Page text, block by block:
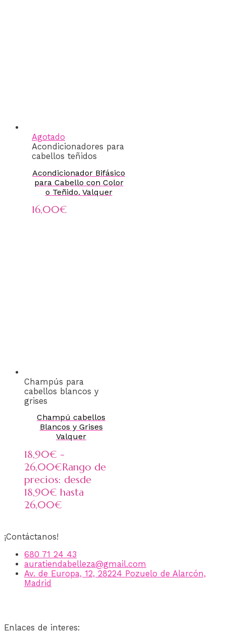
Agotado
Acondicionadores para
cabellos teñidos
Acondicionador Bifásico
para Cabello con Color
o Teñido. Valquer
16,00€
Champús para
cabellos blancos y
grises
Champú cabellos
Blancos y Grises
Valquer
18,90€ -
26,00€Rango de
precios: desde
18,90€ hasta
26,00€
¡Contáctanos!
680 71 24 43
auratiendabelleza@gmail.com
Av. de Europa, 12, 28224 Pozuelo de Alarcón,
Madrid
Enlaces de interes: